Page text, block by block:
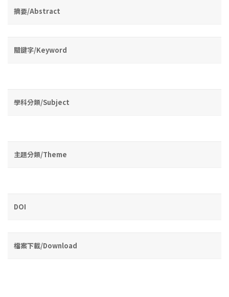
摘要/Abstract
關鍵字/Keyword
學科分類/Subject
主題分類/Theme
DOI
檔案下載/Download